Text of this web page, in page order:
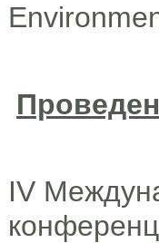
IV